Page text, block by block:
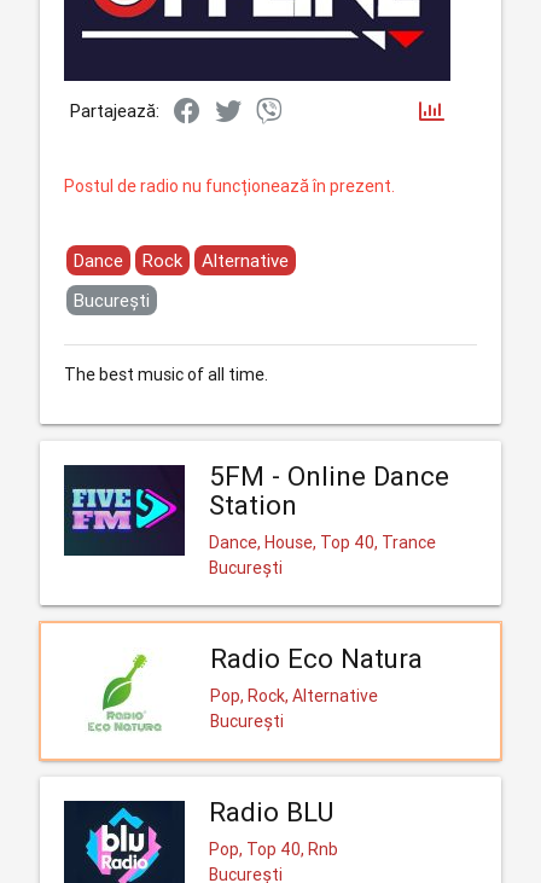
Partajează:
Postul de radio nu funcționează în prezent.
Dance Rock
Alternative
București
The best music of all time.
5FM - Online Dance
Station
Dance, House, Top 40, Trance
București
Radio Eco Natura
Pop, Rock, Alternative
București
Radio BLU
Pop, Top 40, Rnb
București